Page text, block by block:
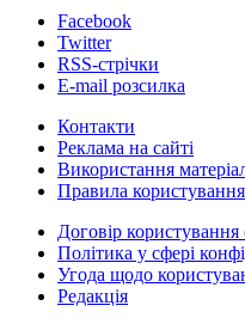
Facebook
Twitter
RSS-стрічки
E-mail розсилка
Контакти
Реклама на сайті
Використання
Правила
Договір користування
Політика у сфері
Угода щодо
Редакція